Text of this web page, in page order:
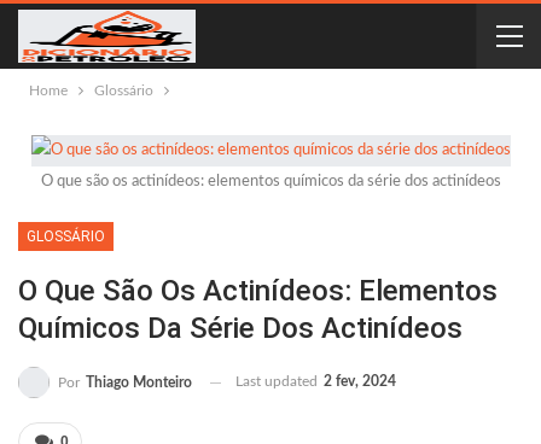
Home Glossário
O que são os actinídeos: elementos químicos da série dos actinídeos
GLOSSÁRIO
O Que São Os Actinídeos: Elementos
Químicos Da Série Dos Actinídeos
Por Thiago Monteiro Last updated 2 fev, 2024